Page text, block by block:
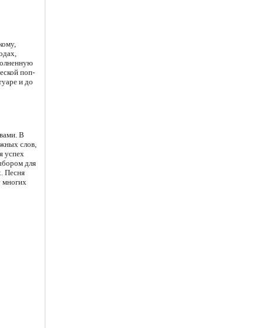
поп-
и до
В
слов,
успех
для
Песня
многих